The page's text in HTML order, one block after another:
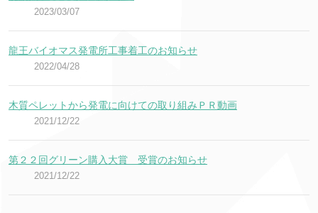
2023/03/07
龍王バイオマス発電所工事着工のお知らせ
2022/04/28
木質ペレットから発電に向けての取り組みＰＲ動画
2021/12/22
第２２回グリーン購入大賞 受賞のお知らせ
2021/12/22